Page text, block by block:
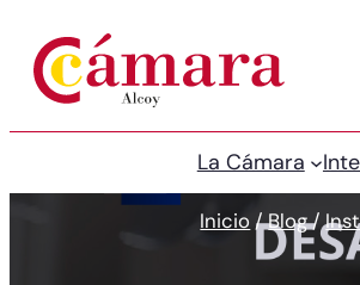
La Cámara
Inicio /Blog/